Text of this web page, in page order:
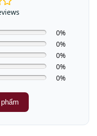
0%
0%
0%
0%
0%